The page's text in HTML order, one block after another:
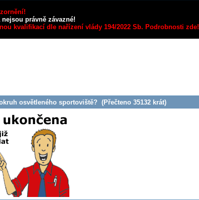
právně závazné!
kvalifikací dle nařízení vlády 194/2022 Sb. Podrobnosti zde!
osvětleného sportoviště? (Přečteno 35132 krát)